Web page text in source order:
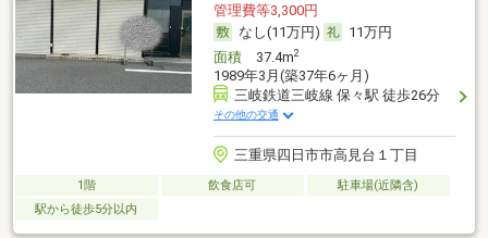
管理費等3,300円
なし(11万円)
11万円
面積37.4m2
1989年3月(築37年6ヶ月)
三岐鉄道三岐線 保々駅 徒歩26分
その他の交通
三重県四日市市高見台１丁目
1階 飲食店可
駐車場(近隣含)
駅から徒歩5分以内